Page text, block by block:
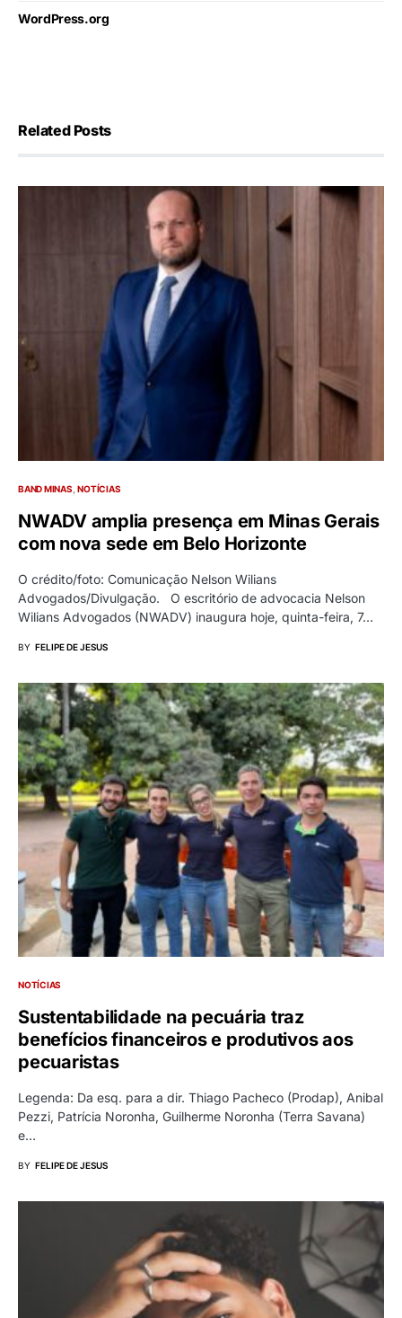
WordPress.org
Related Posts
BAND MINAS NOTÍCIAS
NWADV amplia presença em Minas Gerais
com nova sede em Belo Horizonte
O crédito/foto: Comunicação Nelson Wilians
Advogados/Divulgação. O escritório de advocacia Nelson
Wilians Advogados (NWADV) inaugura hoje, quinta-feira, 7…
BY FELIPE DE JESUS
NOTÍCIAS
Sustentabilidade na pecuária traz
benefícios financeiros e produtivos aos
pecuaristas
Legenda: Da esq. para a dir. Thiago Pacheco (Prodap), Anibal
Pezzi, Patrícia Noronha, Guilherme Noronha (Terra Savana)
e…
BY FELIPE DE JESUS